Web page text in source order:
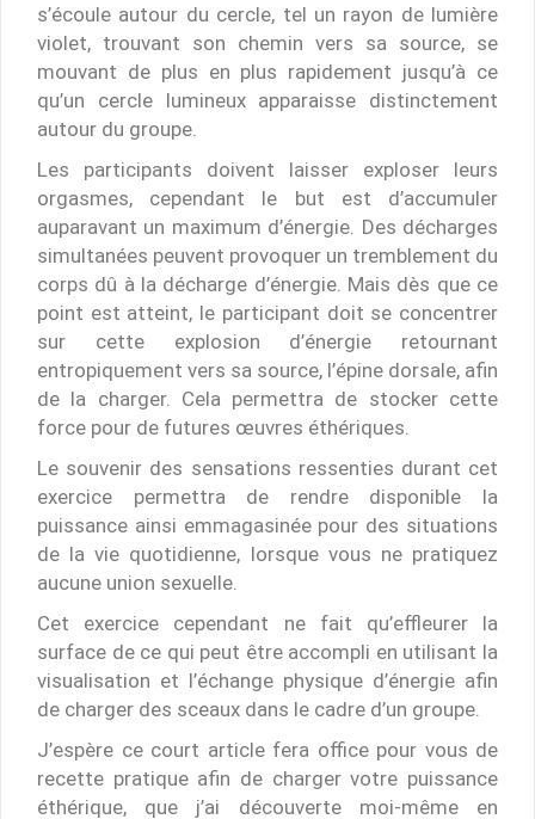
s’écoule autour du cercle, tel un rayon de lumière
violet, trouvant son chemin vers sa source, se
mouvant de plus en plus rapidement jusqu’à ce
qu’un cercle lumineux apparaisse distinctement
autour du groupe.
Les participants doivent laisser exploser leurs
orgasmes, cependant le but est d’accumuler
auparavant un maximum d’énergie. Des décharges
simultanées peuvent provoquer un tremblement du
corps dû à la décharge d’énergie. Mais dès que ce
point est atteint, le participant doit se concentrer
sur cette explosion d’énergie retournant
entropiquement vers sa source, l’épine dorsale, afin
de la charger. Cela permettra de stocker cette
force pour de futures œuvres éthériques.
Le souvenir des sensations ressenties durant cet
exercice permettra de rendre disponible la
puissance ainsi emmagasinée pour des situations
de la vie quotidienne, lorsque vous ne pratiquez
aucune union sexuelle.
Cet exercice cependant ne fait qu’effleurer la
surface de ce qui peut être accompli en utilisant la
visualisation et l’échange physique d’énergie afin
de charger des sceaux dans le cadre d’un groupe.
J’espère ce court article fera office pour vous de
recette pratique afin de charger votre puissance
éthérique, que j’ai découverte moi-même en